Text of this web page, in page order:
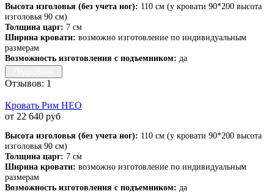
Высота изголовья (без учета ног): 110 см (у кровати 90*200 высота
изголовья 90 см)
Толщина царг: 7 см
Ширина кровати: возможно изготовление по индивидуальным
размерам
Возможность изготовления с подъемником: да
Отзывов: 1
Кровать Рим НЕО
от 22 640 руб
Высота изголовья (без учета ног): 110 см (у кровати 90*200 высота
изголовья 90 см)
Толщина царг: 7 см
Ширина кровати: возможно изготовление по индивидуальным
размерам
Возможность изготовления с подъемником: да